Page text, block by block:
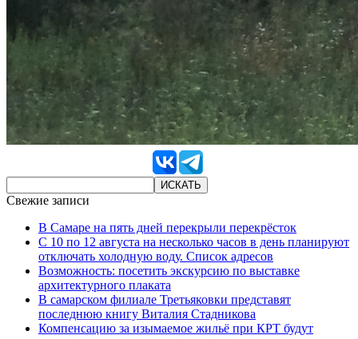
Свежие записи
В Самаре на пять дней перекрыли перекрёсток
С 10 по 12 августа на несколько часов в день планируют
отключать холодную воду. Список адресов
Возможность: посетить экскурсию по выставке
архитектурного плаката
В самарском филиале Третьяковки представят
последнюю книгу Виталия Стадникова
Компенсацию за изымаемое жильё при КРТ будут